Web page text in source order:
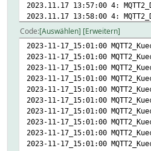
2023.11.17 13:57:00 4:
2023.11.17 13:58:00 4:
2023.11.17 13:58:00 4:
2023.11.17 13:59:00 4:
2023.11.17 13:59:00 4:
2023.11.17 14:00:00 4:
2023.11.17 14:00:00 4:
2023.11.17 14:01:00 4:
2023.11.17 14:01:00 4:
2023.11.17 14:02:00 4:
2023.11.17 14:02:00 4:
2023.11.17 14:02:25 3:
2023.11.17 14:02:52 4:
2023.11.17 14:02:55 4:
Code Auswählen Erweitern
2023-11-17_15:01:00
2023-11-17_15:01:00
2023-11-17_15:01:00
2023-11-17_15:01:00
2023-11-17_15:01:00
2023-11-17_15:01:00
2023-11-17_15:01:00
2023-11-17_15:01:00
2023-11-17_15:01:00
2023-11-17_15:01:00